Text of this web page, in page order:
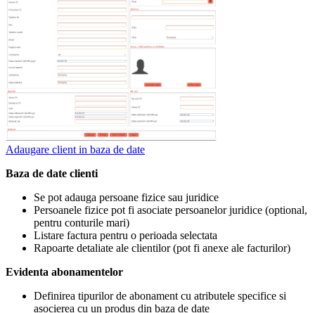
Adaugare client in baza de date
Baza de date clienti
Se pot adauga persoane fizice sau juridice
Persoanele fizice pot fi asociate persoanelor juridice (optional,
pentru conturile mari)
Listare factura pentru o perioada selectata
Rapoarte detaliate ale clientilor (pot fi anexe ale facturilor)
Evidenta abonamentelor
Definirea tipurilor de abonament cu atributele specifice si
asocierea cu un produs din baza de date